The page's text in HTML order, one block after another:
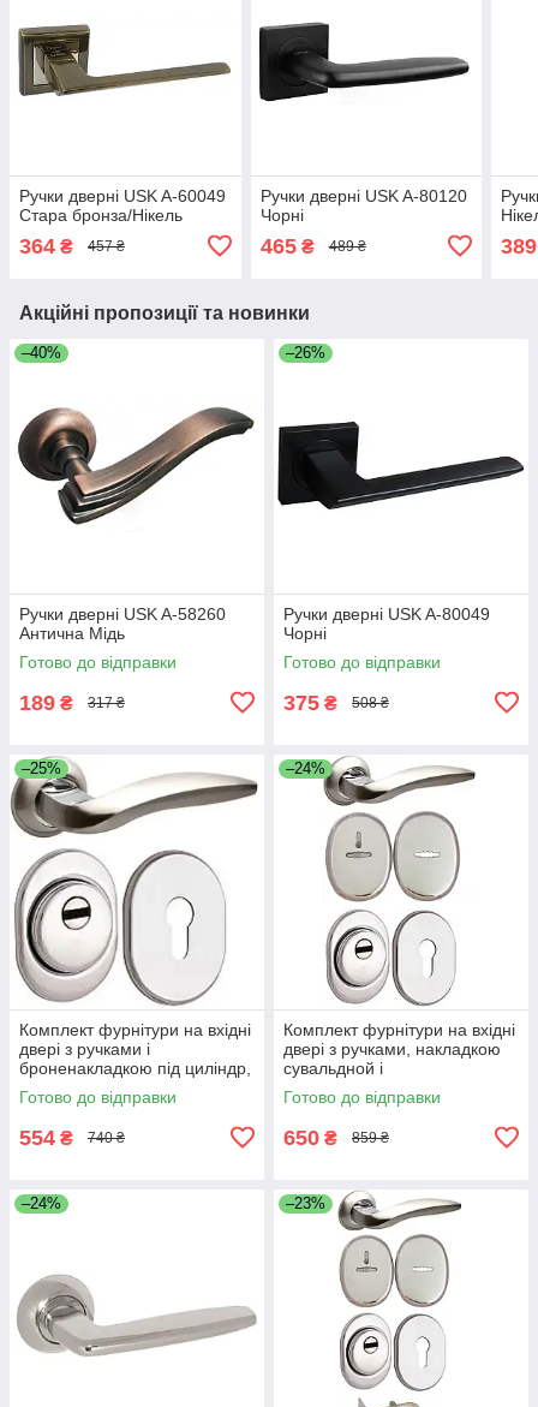
Ручки дверні USK A-60049
Стара бронза/Нікель
364 ₴ 457 ₴
Ручки дверні USK A-80120
Чорні
465₴ 489 ₴ 389
Акційні пропозиції та новинки
–40%
Ручки дверні USK A-58260
Антична Мідь
Готово до відправки
189 ₴ 317 ₴
–26%
Ручки дверні USK A-80049
Чорні
Готово до відправки
375 ₴ 508 ₴
–25%
Комплект фурнітури на вхідні
двері з ручками і
броненакладкою під циліндр,
Нікель
Готово до відправки
554 ₴ 740 ₴
–24%
Комплект фурнітури на вхідні
двері з ручками, накладкою
сувальдной і
броненакладкою під циліндр,
Нікель
Готово до відправки
650 ₴ 859 ₴
–24% –23%